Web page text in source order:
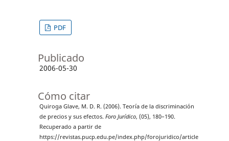
PDF
Publicado
2006-05-30
Cómo citar
Quiroga Glave, M. D. R. (2006). Teoría de la discriminación
de precios y sus efectos. Foro Jurídico, (05), 180–190.
Recuperado a partir de
https://revistas.pucp.edu.pe/index.php/forojuridico/article